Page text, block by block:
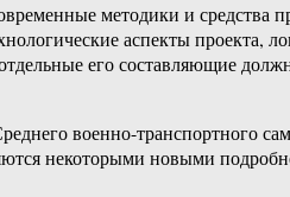
методики и средства
аспекты проекта,
его составляющие
военно-транспортного
некоторыми новыми